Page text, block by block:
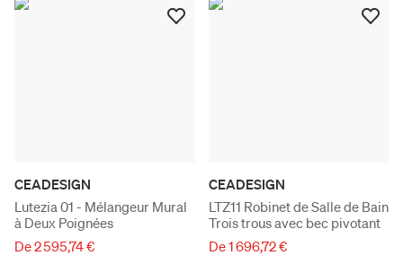
CEADESIGN
Lutezia 01 - Mélangeur Mural
à Deux Poignées
De 2 595,74 €
CEADESIGN
LTZ11 Robinet de Salle de Bain
Trois trous avec bec pivotant
De 1 696,72 €